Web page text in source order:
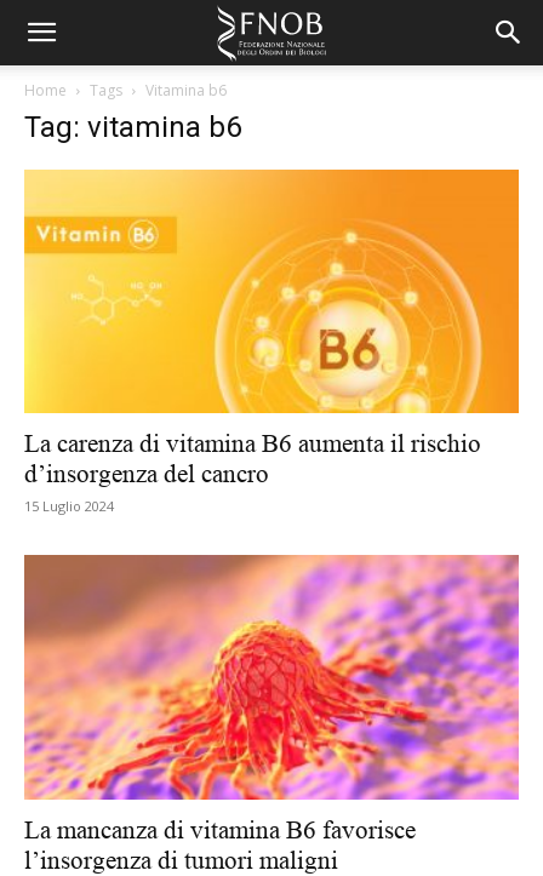
Home Tags Vitamina b6
Tag: vitamina b6
La carenza di vitamina B6 aumenta il rischio
d’insorgenza del cancro
15 Luglio 2024
La mancanza di vitamina B6 favorisce
l’insorgenza di tumori maligni